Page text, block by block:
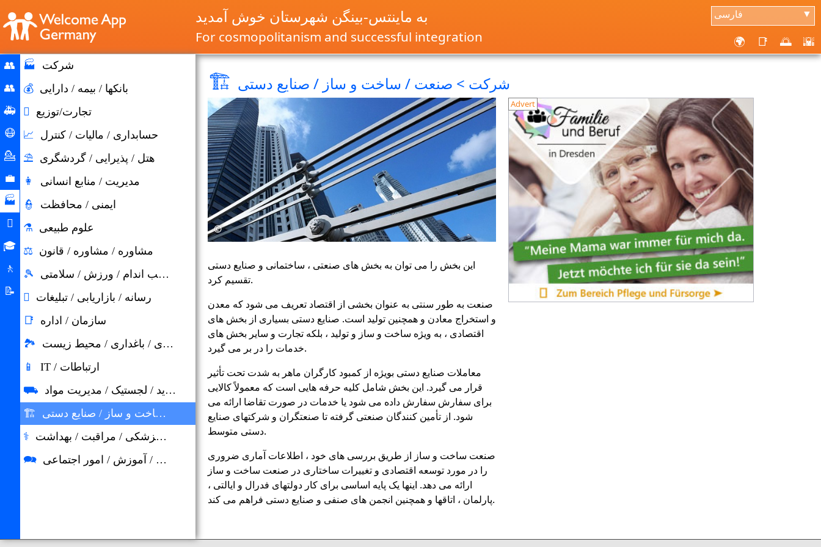
فارسی ▼ به ماینتس-بینگن شهرستان خوش آمدید
For cosmopolitanism and successful integration 🌍 📑 🌅 🌇
👥
Home
👥
مهاجرت
مهاجرت
🚑
شرایط
اضطراری
😷
کمک
💁
مشاوره
💼
بازار
کار
🏭
شرکت

زندگی
روزانه
🎓
فرصت
های
آموزشی
🚶
سیستم
پناهندگی
📝
🏭
شرکت
💰 بانکها / بیمه / دارایی

تجارت/توزیع
📈
حسابداری / مالیات / کنترل
⛱ هتل / پذیرایی / گردشگری
👩
مدیریت / منابع انسانی
👮
ایمنی / محافظت
⚗ علوم طبیعی
⚖ مشاوره / مشاوره / قانون
🎾
تناسب اندام / ورزش / سلامتی

رسانه / بازاریابی / تبلیغات
📑
سازمان / اداره
🏞
کشاورزی و جنگلداری / باغداری / محیط زیست
📱
IT / ارتباطات
⛟
خرید / لجستیک / مدیریت مواد
🏗
صنعت / ساخت و ساز / صنایع دستی
⚕
داروسازی / پزشکی / مراقبت / بهداشت
🗪
آموزش و آموزش / آموزش / امور اجتماعی
🏗 شرکت > صنعت / ساخت و ساز / صنایع دستی
©
این بخش را می توان به بخش های صنعتی ، ساختمانی و صنایع دستی
تقسیم کرد.
صنعت به طور سنتی به عنوان بخشی از اقتصاد تعریف می شود که معدن
و استخراج معادن و همچنین تولید است. صنایع دستی بسیاری از بخش های
اقتصادی ، به ویژه ساخت و ساز و تولید ، بلکه تجارت و سایر بخش های
خدمات را در بر می گیرد.
معاملات صنایع دستی بویژه از کمبود کارگران ماهر به شدت تحت تأثیر
قرار می گیرد. این بخش شامل کلیه حرفه هایی است که معمولاً کالایی
برای سفارش سفارش داده می شود یا خدمات در صورت تقاضا ارائه می
شود. از تأمین کنندگان صنعتی گرفته تا صنعتگران و شرکتهای صنایع
دستی متوسط.
صنعت ساخت و ساز از طریق بررسی های خود ، اطلاعات آماری ضروری
را در مورد توسعه اقتصادی و تغییرات ساختاری در صنعت ساخت و ساز
ارائه می دهد. اینها یک پایه اساسی برای کار دولتهای فدرال و ایالتی ،
پارلمان ، اتاقها و همچنین انجمن های صنفی و صنایع دستی فراهم می کند.
Advert